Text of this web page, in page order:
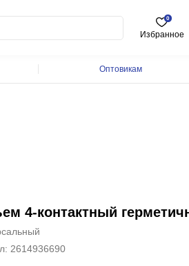
Избранное
0
Оптовикам
4-контактный
2614936690